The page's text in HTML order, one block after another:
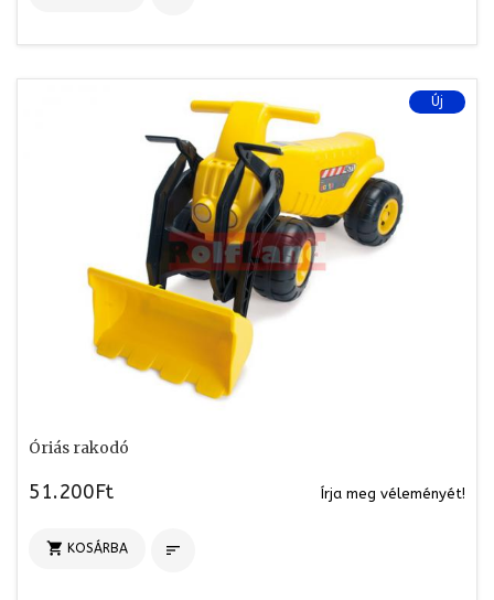
Új
Óriás rakodó
51.200Ft Írja meg véleményét!
 KOSÁRBA 